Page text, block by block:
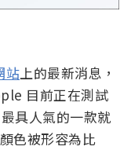
站上的最新消息，
目前正在測試
具人氣的一款就
色被形容為比